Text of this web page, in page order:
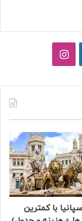
اینستاگرام
با کمترین